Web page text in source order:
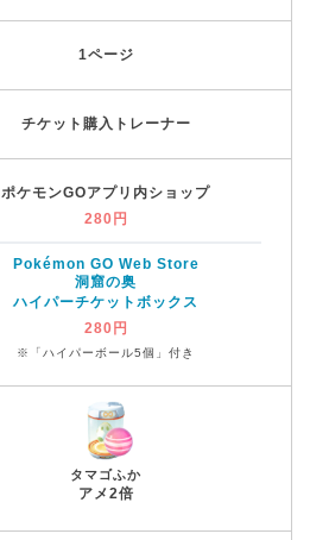
1ページ
チケット購入トレーナー
ポケモンGOアプリ内ショップ
280円
Pokémon GO Web Store
洞窟の奥
ハイパーチケットボックス
280円
※「ハイパーボール5個」付き
タマゴふか
アメ2倍